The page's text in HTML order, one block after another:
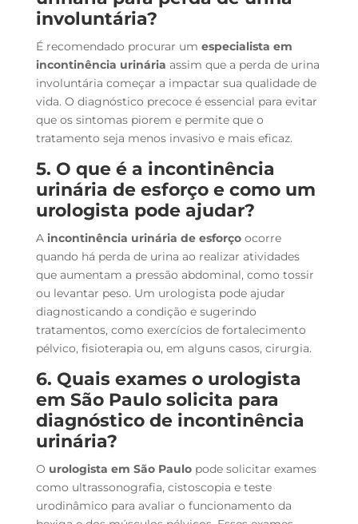
involuntária?
É recomendado procurar um especialista em
incontinência urinária assim que a perda de urina
involuntária começar a impactar sua qualidade de
vida. O diagnóstico precoce é essencial para evitar
que os sintomas piorem e permite que o
tratamento seja menos invasivo e mais eficaz.
5. O que é a incontinência
urinária de esforço e como um
urologista pode ajudar?
A incontinência urinária de esforçoocorre
quando há perda de urina ao realizar atividades
que aumentam a pressão abdominal, como tossir
ou levantar peso. Um urologista pode ajudar
diagnosticando a condição e sugerindo
tratamentos, como exercícios de fortalecimento
pélvico, fisioterapia ou, em alguns casos, cirurgia.
6. Quais exames o urologista
em São Paulo solicita para
diagnóstico de incontinência
urinária?
O urologista em São Paulopode solicitar exames
como ultrassonografia, cistoscopia e teste
urodinâmico para avaliar o funcionamento da